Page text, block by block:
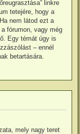
linkre
tetejére, hogy a
nem látod ezt a
fórumon, vagy még
Egy témát úgy is
– ennél
betartására.
mely nagy teret